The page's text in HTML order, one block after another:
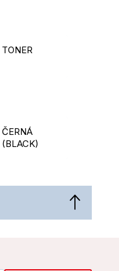
TONER
ČERNÁ
(BLACK)